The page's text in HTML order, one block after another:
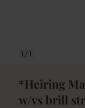
1 / 1
*Heiring
w/vs brill